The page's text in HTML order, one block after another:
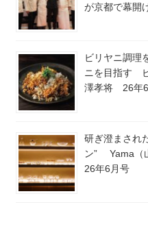
が京都で幕開
ビリヤニ調理
ニを目指す
澤孝将 26年
研ぎ澄まされ
ン” Yama（
26年6月号